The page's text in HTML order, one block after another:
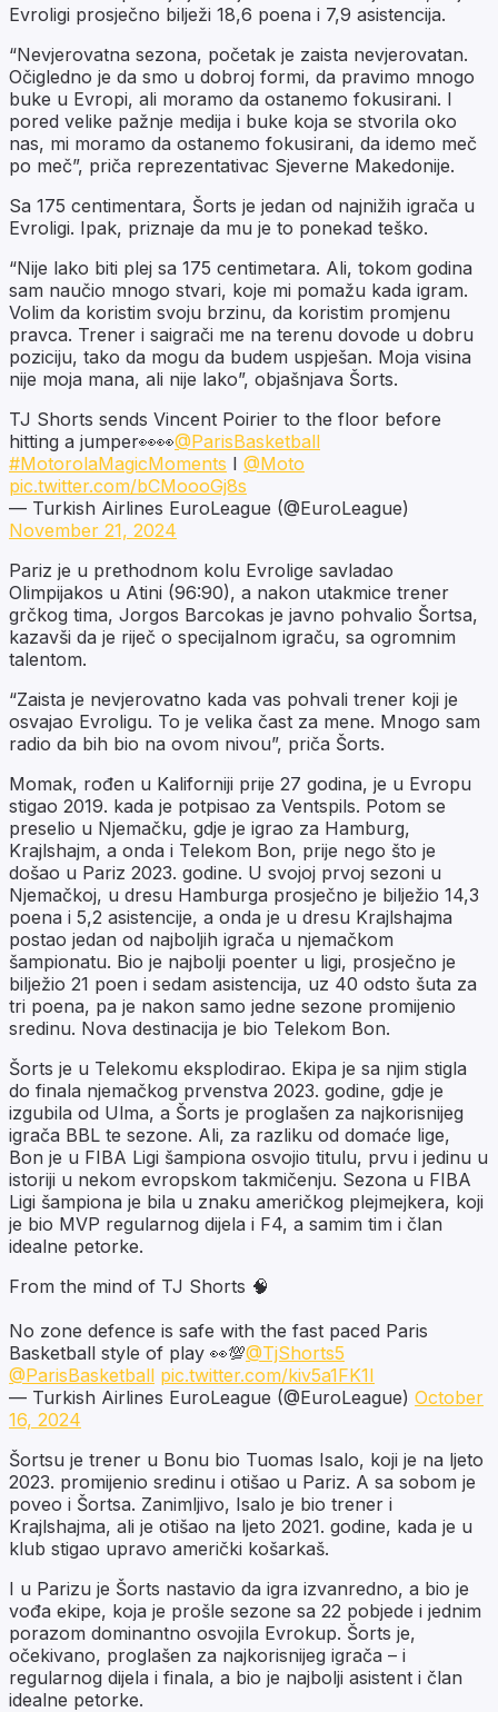
Evroligi prosječno bilježi 18,6 poena i 7,9 asistencija.
“Nevjerovatna sezona, početak je zaista nevjerovatan.
Očigledno je da smo u dobroj formi, da pravimo mnogo
buke u Evropi, ali moramo da ostanemo fokusirani. I
pored velike pažnje medija i buke koja se stvorila oko
nas, mi moramo da ostanemo fokusirani, da idemo meč
po meč”, priča reprezentativac Sjeverne Makedonije.
Sa 175 centimentara, Šorts je jedan od najnižih igrača u
Evroligi. Ipak, priznaje da mu je to ponekad teško.
“Nije lako biti plej sa 175 centimetara. Ali, tokom godina
sam naučio mnogo stvari, koje mi pomažu kada igram.
Volim da koristim svoju brzinu, da koristim promjenu
pravca. Trener i saigrači me na terenu dovode u dobru
poziciju, tako da mogu da budem uspješan. Moja visina
nije moja mana, ali nije lako”, objašnjava Šorts.
TJ Shorts sends Vincent Poirier to the floor before
hitting a jumper👀👀@ParisBasketball
#MotorolaMagicMoments I @Moto
pic.twitter.com/bCMoooGj8s
— Turkish Airlines EuroLeague (@EuroLeague)
November 21, 2024
Pariz je u prethodnom kolu Evrolige savladao
Olimpijakos u Atini (96:90), a nakon utakmice trener
grčkog tima, Jorgos Barcokas je javno pohvalio Šortsa,
kazavši da je riječ o specijalnom igraču, sa ogromnim
talentom.
“Zaista je nevjerovatno kada vas pohvali trener koji je
osvajao Evroligu. To je velika čast za mene. Mnogo sam
radio da bih bio na ovom nivou”, priča Šorts.
Momak, rođen u Kaliforniji prije 27 godina, je u Evropu
stigao 2019. kada je potpisao za Ventspils. Potom se
preselio u Njemačku, gdje je igrao za Hamburg,
Krajlshajm, a onda i Telekom Bon, prije nego što je
došao u Pariz 2023. godine. U svojoj prvoj sezoni u
Njemačkoj, u dresu Hamburga prosječno je bilježio 14,3
poena i 5,2 asistencije, a onda je u dresu Krajlshajma
postao jedan od najboljih igrača u njemačkom
šampionatu. Bio je najbolji poenter u ligi, prosječno je
bilježio 21 poen i sedam asistencija, uz 40 odsto šuta za
tri poena, pa je nakon samo jedne sezone promijenio
sredinu. Nova destinacija je bio Telekom Bon.
Šorts je u Telekomu eksplodirao. Ekipa je sa njim stigla
do finala njemačkog prvenstva 2023. godine, gdje je
izgubila od Ulma, a Šorts je proglašen za najkorisnijeg
igrača BBL te sezone. Ali, za razliku od domaće lige,
Bon je u FIBA Ligi šampiona osvojio titulu, prvu i jedinu u
istoriji u nekom evropskom takmičenju. Sezona u FIBA
Ligi šampiona je bila u znaku američkog plejmejkera, koji
je bio MVP regularnog dijela i F4, a samim tim i član
idealne petorke.
From the mind of TJ Shorts 🧠
No zone defence is safe with the fast paced Paris
Basketball style of play 👀💯@TjShorts5
@ParisBasketball pic.twitter.com/kiv5a1FK1I
— Turkish Airlines EuroLeague (@EuroLeague) October
16, 2024
Šortsu je trener u Bonu bio Tuomas Isalo, koji je na ljeto
2023. promijenio sredinu i otišao u Pariz. A sa sobom je
poveo i Šortsa. Zanimljivo, Isalo je bio trener i
Krajlshajma, ali je otišao na ljeto 2021. godine, kada je u
klub stigao upravo američki košarkaš.
I u Parizu je Šorts nastavio da igra izvanredno, a bio je
vođa ekipe, koja je prošle sezone sa 22 pobjede i jednim
porazom dominantno osvojila Evrokup. Šorts je,
očekivano, proglašen za najkorisnijeg igrača – i
regularnog dijela i finala, a bio je najbolji asistent i član
idealne petorke.